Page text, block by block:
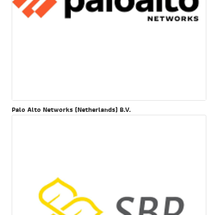
Palo Alto Networks (Netherlands) B.V.